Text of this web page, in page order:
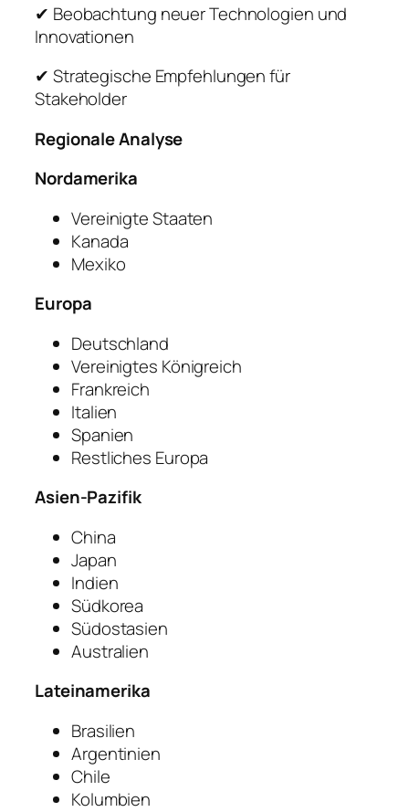
✔ Beobachtung neuer Technologien und
Innovationen
✔ Strategische Empfehlungen für
Stakeholder
Regionale Analyse
Nordamerika
Vereinigte Staaten
Kanada
Mexiko
Europa
Deutschland
Vereinigtes Königreich
Frankreich
Italien
Spanien
Restliches Europa
Asien-Pazifik
China
Japan
Indien
Südkorea
Südostasien
Australien
Lateinamerika
Brasilien
Argentinien
Chile
Kolumbien